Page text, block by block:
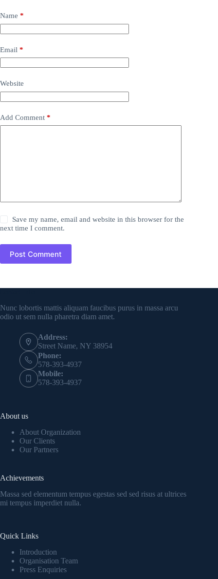
Name *
Email *
Website
Add Comment *
Save my name, email and website in this browser for the
next time I comment.
Post Comment
Nunc lobortis mattis aliquam faucibus purus in massa arcu
odio ut sem nulla pharetra diam amet.
Address:
Street Name, NY 38954
Phone:
578-393-4937
Mobile:
578-393-4937
About us
About Organization
Our Clients
Our Partners
Achievements
Massa sed elementum tempus egestas sed sed risus at ultrices
mi tempus imperdiet nulla.
Quick Links
Introduction
Organisation Team
Press Enquiries